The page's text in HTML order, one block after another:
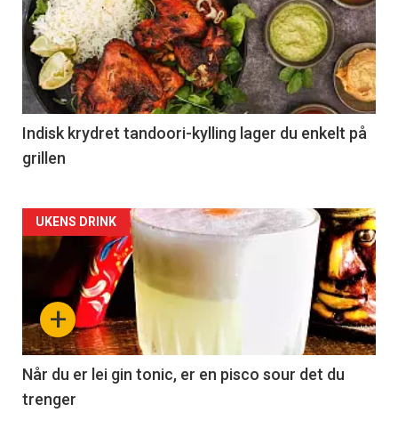
Indisk krydret tandoori-kylling lager du enkelt på
grillen
Forsiden
akkurat
nå
-
2
+
UKENS DRINK
Når du er lei gin tonic, er en pisco sour det du
trenger